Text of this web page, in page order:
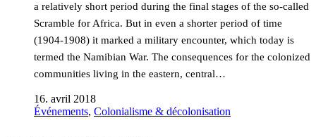
a relatively short period during the final stages of the so-called
Scramble for Africa. But in even a shorter period of time
(1904-1908) it marked a military encounter, which today is
termed the Namibian War. The consequences for the colonized
communities living in the eastern, central…
16. avril 2018
Événements, Colonialisme & décolonisation